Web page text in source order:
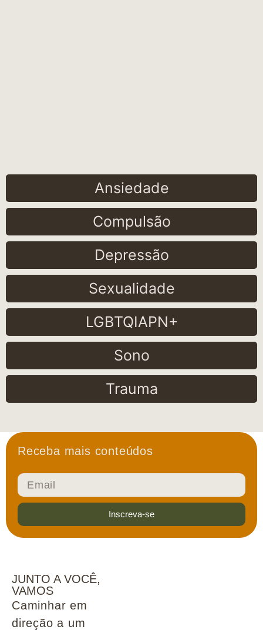
Ansiedade
Compulsão
Depressão
Sexualidade
LGBTQIAPN+
Sono
Trauma
Receba mais conteúdos
Inscreva-se
JUNTO A VOCÊ,
VAMOS
Caminhar em
direção a um